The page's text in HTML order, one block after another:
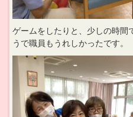
ゲームをしたりと、少しの時間
うで職員もうれしかったです。